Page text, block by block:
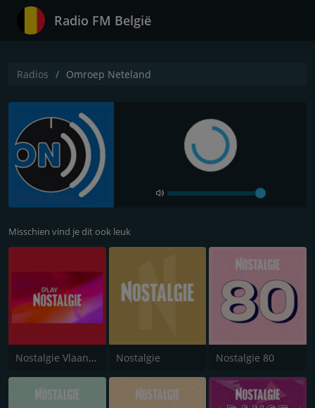
Radio FM België
Radios Omroep Neteland
Misschien vind je dit ook leuk
Nostalgie Vlaanderen Nostalgie Nostalgie 80